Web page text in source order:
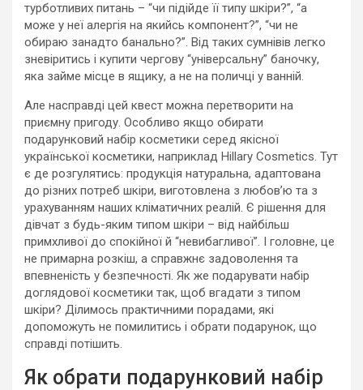
турботливих питань – “чи підійде її типу шкіри?”, “а
може у неї алергія на якийсь компонент?”, “чи не
обираю занадто банально?”. Від таких сумнівів легко
зневіритись і купити чергову “універсальну” баночку,
яка займе місце в ящику, а не на поличці у ванній.
Але насправді цей квест можна перетворити на
приємну пригоду. Особливо якщо обирати
подарунковий набір косметики серед якісної
української косметики, наприклад Hillary Cosmetics. Тут
є де розгулятись: продукція натуральна, адаптована
до різних потреб шкіри, виготовлена з любов’ю та з
урахуванням наших кліматичних реалій. Є рішення для
дівчат з будь-яким типом шкіри – від найбільш
примхливої до спокійної й “невибагливої”. І головне, це
не примарна розкіш, а справжнє задоволення та
впевненість у безпечності. Як же подарувати набір
доглядової косметики так, щоб вгадати з типом
шкіри? Ділимось практичними порадами, які
допоможуть не помилитись і обрати подарунок, що
справді потішить.
Як обрати подарунковий набір